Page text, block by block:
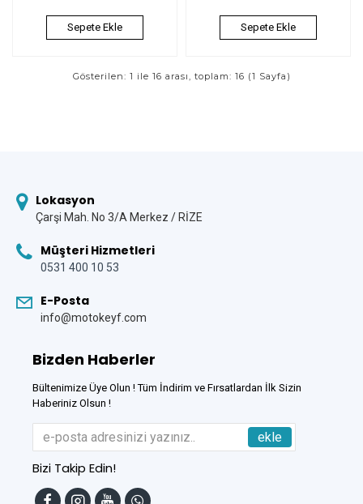
Tek Tıkla Ödeme Kolaylığı
Sepete Ekle Sepete Ekle
Gösterilen: 1 ile 16 arası, toplam: 16 (1 Sayfa)
Lokasyon
Çarşi Mah. No 3/A Merkez / RİZE
Müşteri Hizmetleri
0531 400 10 53
E-Posta
info@motokeyf.com
Bizden Haberler
Bültenimize Üye Olun ! Tüm İndirim ve Fırsatlardan İlk Sizin
Haberiniz Olsun !
ekle
Bizi Takip Edin!